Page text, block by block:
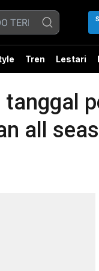
Tren Lestari
tanggal
all